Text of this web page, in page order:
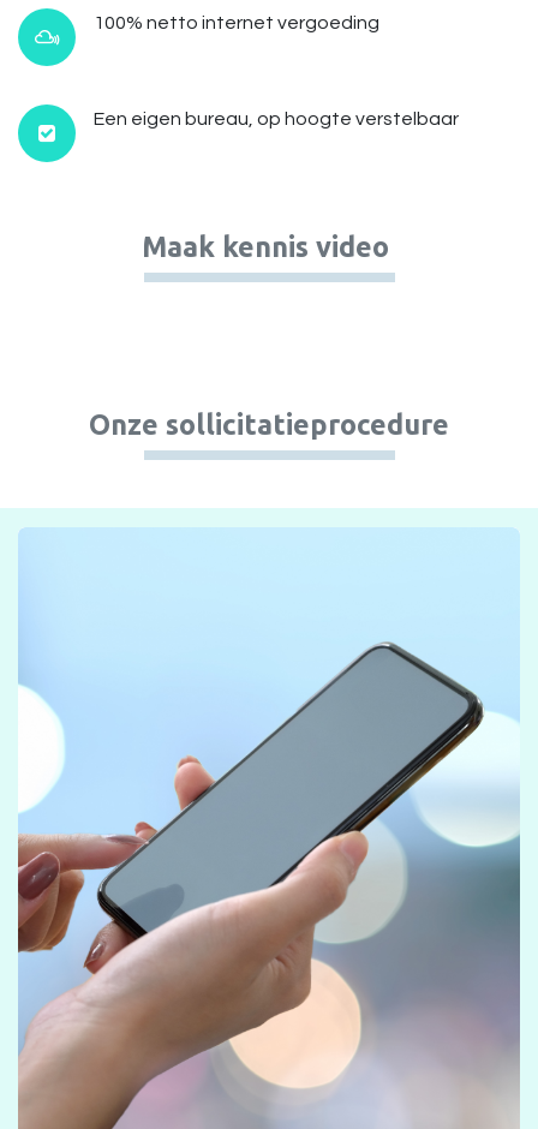
100% netto internet vergoeding
Een eigen bureau, op hoogte verstelbaar
Maak kennis video
Onze sollicitatieprocedure